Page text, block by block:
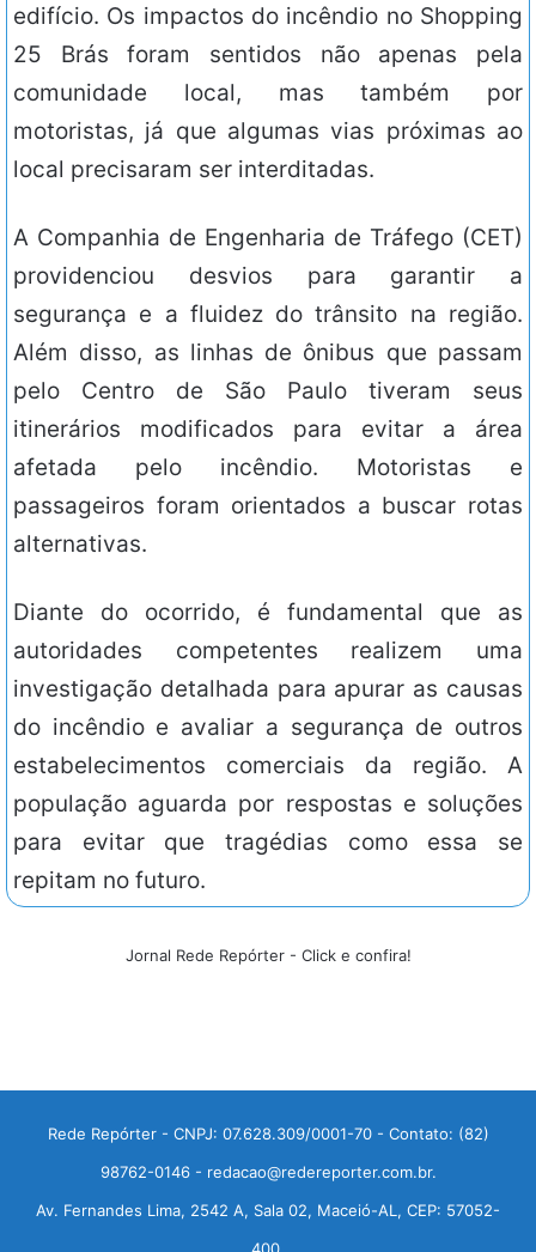
edifício. Os impactos do incêndio no Shopping
25 Brás foram sentidos não apenas pela
comunidade local, mas também por
motoristas, já que algumas vias próximas ao
local precisaram ser interditadas.
A Companhia de Engenharia de Tráfego (CET)
providenciou desvios para garantir a
segurança e a fluidez do trânsito na região.
Além disso, as linhas de ônibus que passam
pelo Centro de São Paulo tiveram seus
itinerários modificados para evitar a área
afetada pelo incêndio. Motoristas e
passageiros foram orientados a buscar rotas
alternativas.
Diante do ocorrido, é fundamental que as
autoridades competentes realizem uma
investigação detalhada para apurar as causas
do incêndio e avaliar a segurança de outros
estabelecimentos comerciais da região. A
população aguarda por respostas e soluções
para evitar que tragédias como essa se
repitam no futuro.
Jornal Rede Repórter - Click e confira!
Rede Repórter - CNPJ: 07.628.309/0001-70 - Contato: (82)
98762-0146 - redacao@redereporter.com.br.
Av. Fernandes Lima, 2542 A, Sala 02, Maceió-AL, CEP: 57052-